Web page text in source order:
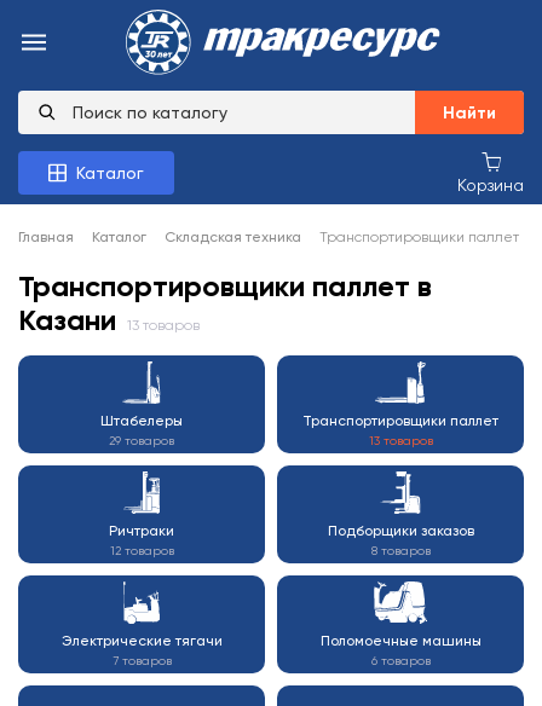
Найти
Каталог
Корзина
Главная Каталог Складская техника Транспортировщики паллет
Транспортировщики паллет в
Казани
13 товаров
Штабелеры
29 товаров
Транспортировщики паллет
13 товаров
Ричтраки
12 товаров
Подборщики заказов
8 товаров
Электрические тягачи
7 товаров
Поломоечные машины
6 товаров